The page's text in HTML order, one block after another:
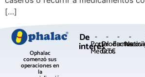
[…]
Ophalac
comenzó sus
operaciones en
la
De
interés
-
Portal
Médicos
-
Productos
OTC
- -